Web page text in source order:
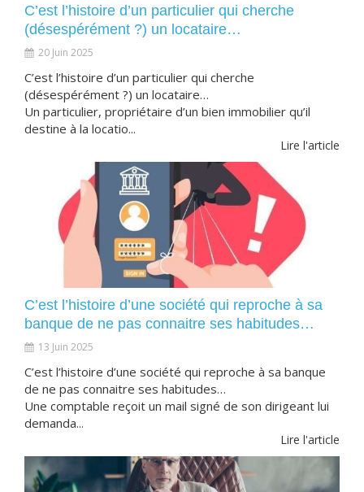
C’est l’histoire d’un particulier qui cherche
(désespérément ?) un locataire…
20 Juin 2025
C’est l’histoire d’un particulier qui cherche
(désespérément ?) un locataire…
Un particulier, propriétaire d’un bien immobilier qu’il
destine à la locatio...
Lire l'article
C’est l’histoire d’une société qui reproche à sa
banque de ne pas connaitre ses habitudes…
13 Juin 2025
C’est l’histoire d’une société qui reproche à sa banque
de ne pas connaitre ses habitudes…
Une comptable reçoit un mail signé de son dirigeant lui
demanda...
Lire l'article